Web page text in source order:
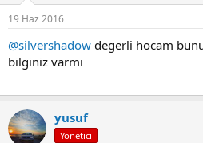
19 Haz 2016
@silvershadow degerli hocam
bilginiz varmı
yusuf
Yönetici